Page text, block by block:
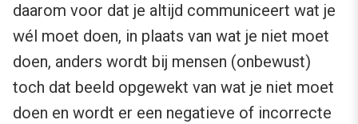
daarom voor dat je altijd communiceert wat je
wél moet doen, in plaats van wat je niet moet
doen, anders wordt bij mensen (onbewust)
toch dat beeld opgewekt van wat je niet moet
doen en wordt er een negatieve of incorrecte